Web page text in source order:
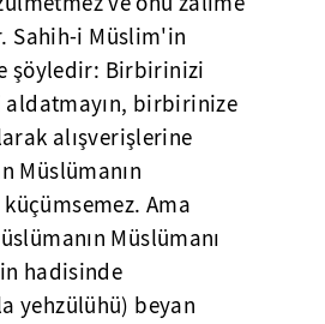
Sahih-i Müslim'in
şöyledir: Birbirinizi
aldatmayın, birbirinize
alışverişlerine
Müslümanın
Ama
Müslümanı
hadisinde
yehzülühü) beyan